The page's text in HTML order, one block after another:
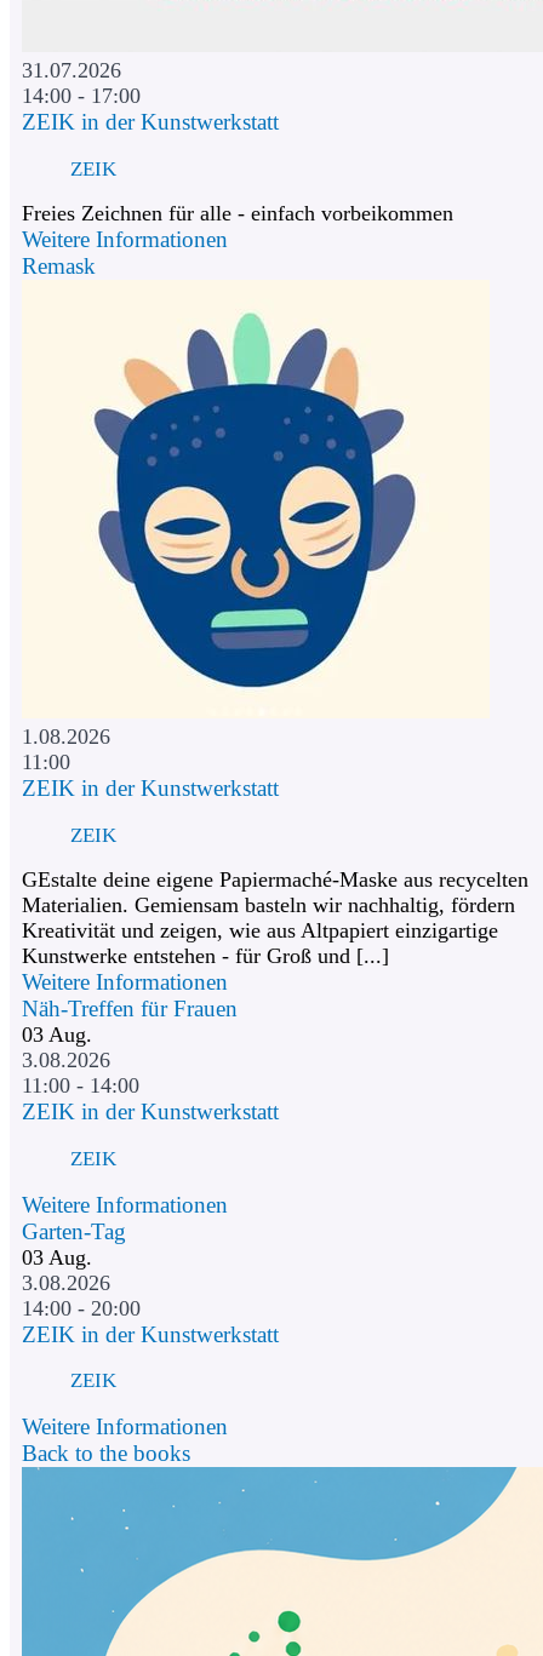
31.07.2026
14:00 - 17:00
ZEIK in der Kunstwerkstatt
ZEIK
Freies Zeichnen für alle - einfach vorbeikommen
Weitere Informationen
Remask
1.08.2026
11:00
ZEIK in der Kunstwerkstatt
ZEIK
GEstalte deine eigene Papiermaché-Maske aus recycelten
Materialien. Gemiensam basteln wir nachhaltig, fördern
Kreativität und zeigen, wie aus Altpapiert einzigartige
Kunstwerke entstehen - für Groß und [...]
Weitere Informationen
Näh-Treffen für Frauen
03 Aug.
3.08.2026
11:00 - 14:00
ZEIK in der Kunstwerkstatt
ZEIK
Weitere Informationen
Garten-Tag
03 Aug.
3.08.2026
14:00 - 20:00
ZEIK in der Kunstwerkstatt
ZEIK
Weitere Informationen
Back to the books